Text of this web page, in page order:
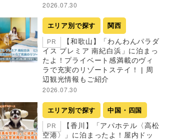
2026.07.30
エリア別で探す 関西
PR
【和歌山】「わんわんパラダ
イス プレミア 南紀白浜」に泊まっ
たよ！プライベート感満載のヴィ
ラで充実のリゾートステイ！ | 周
辺観光情報もご紹介
2026.07.30
エリア別で探す 中国・四国
PR
【香川】「アパホテル〈高松
空港〉」に泊まったよ！屋内ドッ